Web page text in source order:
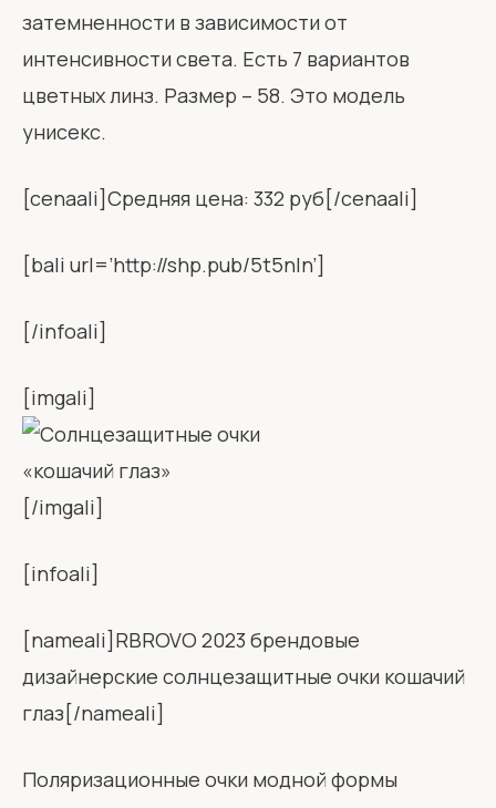
затемненности в зависимости от
интенсивности света. Есть 7 вариантов
цветных линз. Размер – 58. Это модель
унисекс.
[cenaali]Средняя цена: 332 руб[/cenaali]
[bali url=’http://shp.pub/5t5nln’]
[/infoali]
[imgali]
[/imgali]
[infoali]
[nameali]RBROVO 2023 брендовые
дизайнерские солнцезащитные очки кошачий
глаз[/nameali]
Поляризационные очки модной формы